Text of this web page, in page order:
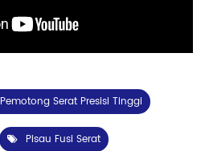
Pemotong Serat Presisi Tinggi
Pisau Fusi Serat